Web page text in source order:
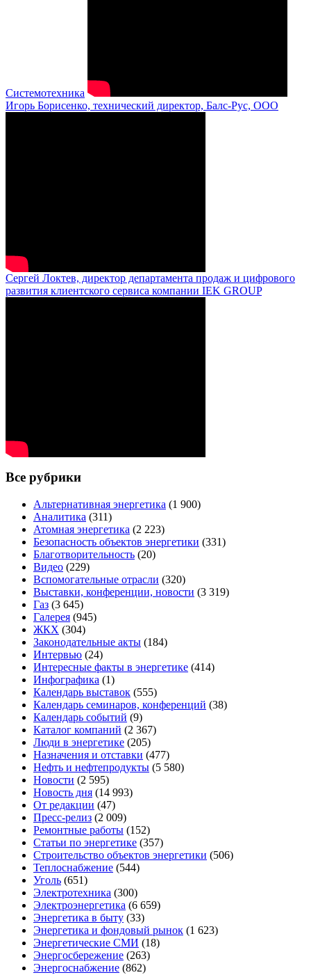
Системотехника
Игорь Борисенко, технический директор, Балс-Рус, ООО
Сергей Локтев, директор департамента продаж и цифрового
развития клиентского сервиса компании IEK GROUP
Все рубрики
Альтернативная энергетика (1 900)
Аналитика (311)
Атомная энергетика (2 223)
Безопасность объектов энергетики (331)
Благотворительность (20)
Видео (229)
Вспомогательные отрасли (320)
Выставки, конференции, новости (3 319)
Газ (3 645)
Галерея (945)
ЖКХ (304)
Законодательные акты (184)
Интервью (24)
Интересные факты в энергетике (414)
Инфографика (1)
Календарь выставок (555)
Календарь семинаров, конференций (38)
Календарь событий (9)
Каталог компаний (2 367)
Люди в энергетике (205)
Назначения и отставки (477)
Нефть и нефтепродукты (5 580)
Новости (2 595)
Новость дня (14 993)
От редакции (47)
Пресс-релиз (2 009)
Ремонтные работы (152)
Статьи по энергетике (357)
Строительство объектов энергетики (506)
Теплоснабжение (544)
Уголь (651)
Электротехника (300)
Электроэнергетика (6 659)
Энергетика в быту (33)
Энергетика и фондовый рынок (1 623)
Энергетические СМИ (18)
Энергосбережение (263)
Энергоснабжение (862)